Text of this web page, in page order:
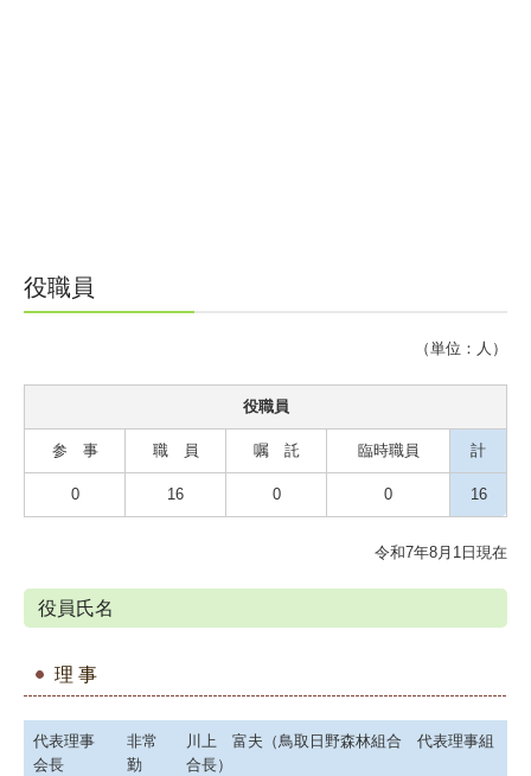
役職員
（単位：人）
役職員
参 事 職 員 嘱 託 臨時職員 計
0 16 0 0 16
令和7年8月1日現在
役員氏名
理 事
代表理事
会長
非常
勤
川上 富夫（鳥取日野森林組合 代表理事組
合長）